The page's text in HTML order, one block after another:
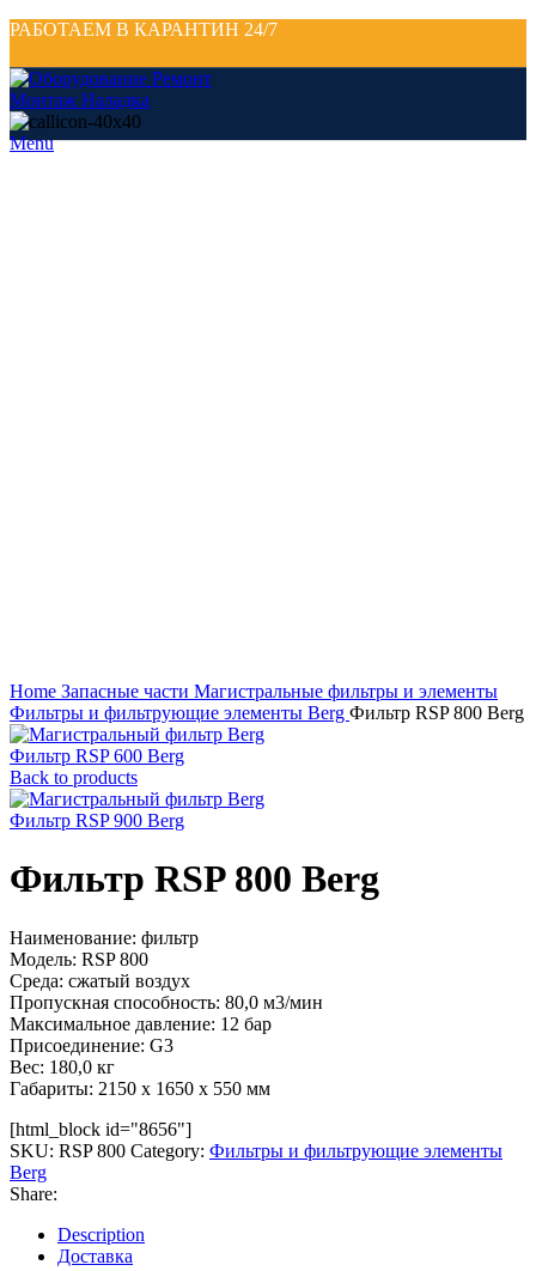
РАБОТАЕМ В КАРАНТИН 24/7
Menu
Home Запасные части Магистральные фильтры и элементы
Фильтры и фильтрующие элементы Berg Фильтр RSP 800 Berg
Фильтр RSP 600 Berg
Back to products
Фильтр RSP 900 Berg
Фильтр RSP 800 Berg
Наименование: фильтр
Модель: RSP 800
Среда: сжатый воздух
Пропускная способность: 80,0 м3/мин
Максимальное давление: 12 бар
Присоединение: G3
Вес: 180,0 кг
Габариты: 2150 x 1650 x 550 мм
[html_block id="8656"]
SKU: RSP 800 Category: Фильтры и фильтрующие элементы
Berg
Share:
Description
Доставка